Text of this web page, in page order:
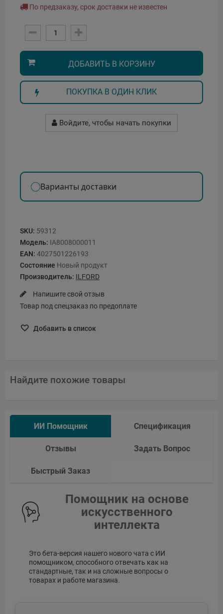
По предзаказу, срок доставки не известен
ДОБАВИТЬ В КОРЗИНУ
ПОКУПКА В ОДИН КЛИК
Войдите, чтобы начать покупки
Варианты доставки
SKU: 59312
Модель: IA8008000011
EAN: 4027501226193
Состояние Новый продукт
Производитель: ILFORD
Напишите свой отзыв
Товар под спецзаказ по предоплате
Добавить в список
Найдите похожие товары
ИИ Помощник Спецификация
Отзывы Задать Вопрос
Быстрый Заказ
Помощник на основе
искусственного
интеллекта
Это бета-версия нашего нового чата с ИИ
помощником, способного отвечать как на
стандартные, так и на сложные вопросы о
товарах и работе магазина.